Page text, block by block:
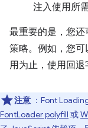
注入使用所
最重要的是，您
策略。例如，您
用为止，使用回退
注意 ：Font
FontLoader polyfill 或